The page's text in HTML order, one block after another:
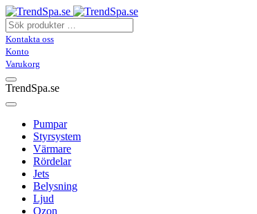
Kontakta oss
Konto
Varukorg
TrendSpa.se
Pumpar
Styrsystem
Värmare
Rördelar
Jets
Belysning
Ljud
Ozon